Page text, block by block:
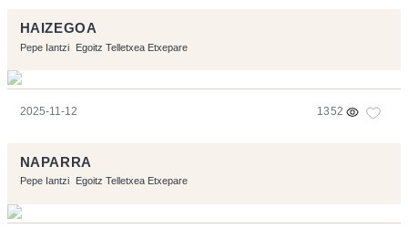
HAIZEGOA
Pepe Iantzi Egoitz Telletxea Etxepare
2025-11-12 1352
NAPARRA
Pepe Iantzi Egoitz Telletxea Etxepare